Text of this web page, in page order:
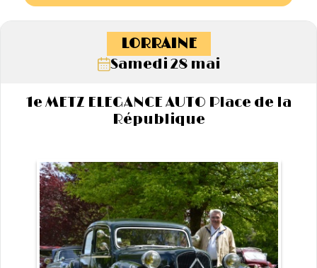
LORRAINE
Samedi 28 mai
1e METZ ELEGANCE AUTO Place de la
République